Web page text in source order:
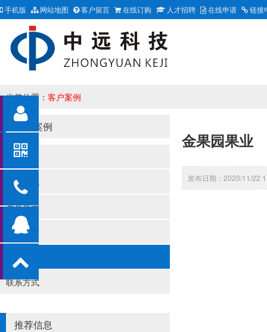
手机版 网站地图 客户留言 在线订购 人才招聘 在线申请 链接
当前位置： 客户案例
客户案例
关于我们
新闻资讯
产品展示
资质荣誉
客户案例
联系方式
推荐信息
金果园果业
发布日期：2020/11/22